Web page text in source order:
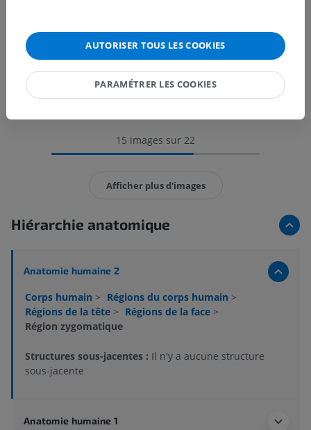
15 images sur 22
Afficher plus d'images
Hiérarchie anatomique
Anatomie humaine 2
Corps humain > Régions du corps humain >
Régions de la tête > Régions de la face >
Région zygomatique
Structures sous-jacentes : Il n'y a aucune structure
sous-jacente
Anatomie humaine 1
AUTORISER TOUS LES COOKIES
PARAMÉTRER LES COOKIES